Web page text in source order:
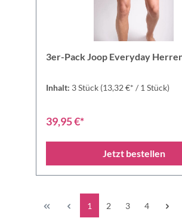
3er-Pack Joop Everyday
Inhalt: 3 Stück (13,32 €* / 1 Stück)
39,95 €*
Jetzt bestellen
1 2 3 4